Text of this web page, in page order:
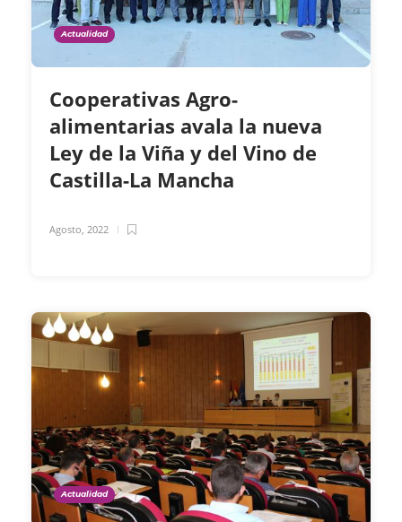
Actualidad
Cooperativas Agro-
alimentarias avala la nueva
Ley de la Viña y del Vino de
Castilla-La Mancha
Agosto, 2022
Actualidad